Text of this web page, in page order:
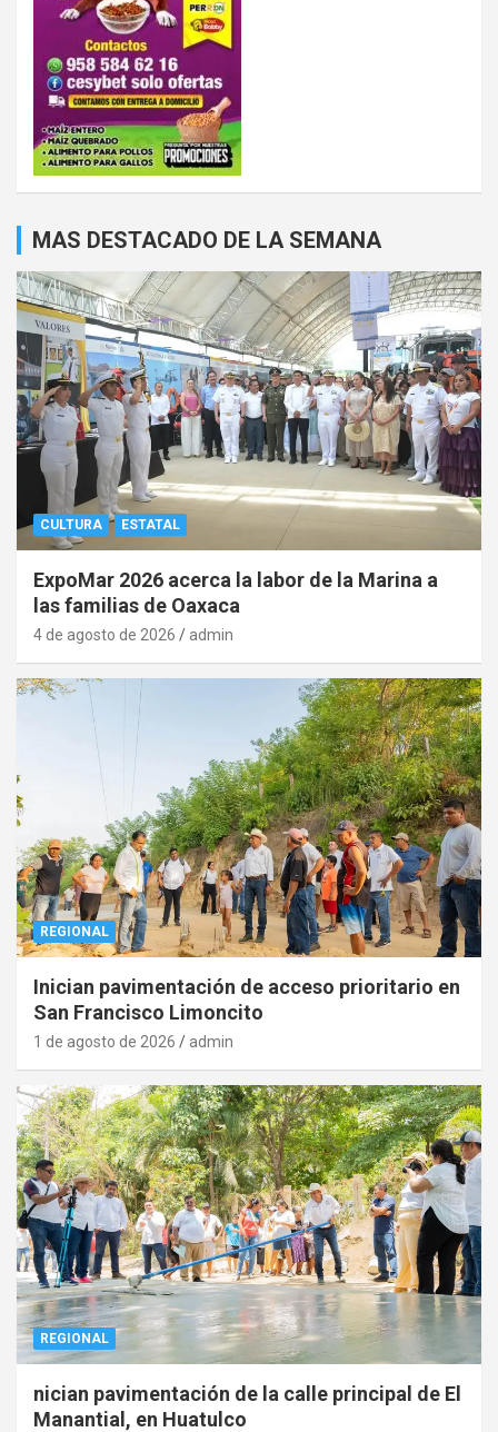
MAS DESTACADO DE LA SEMANA
CULTURA ESTATAL
ExpoMar 2026 acerca la labor de la Marina a
las familias de Oaxaca
4 de agosto de 2026 admin
REGIONAL
Inician pavimentación de acceso prioritario en
San Francisco Limoncito
1 de agosto de 2026 admin
REGIONAL
nician pavimentación de la calle principal de El
Manantial, en Huatulco